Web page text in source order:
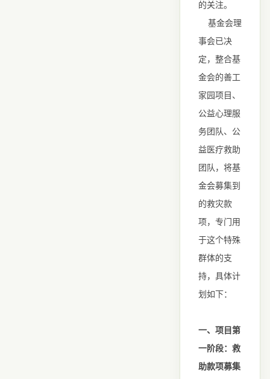
的关注。
基金会理
事会已决
定，整合基
金会的善工
家园项目、
公益心理服
务团队、公
益医疗救助
团队，将基
金会募集到
的救灾款
项，专门用
于这个特殊
群体的支
持，具体计
划如下：
一、项目第
一阶段：救
助款项募集